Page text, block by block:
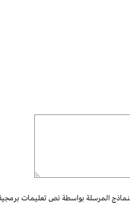
المرسلة بواسطة نص تعليمات